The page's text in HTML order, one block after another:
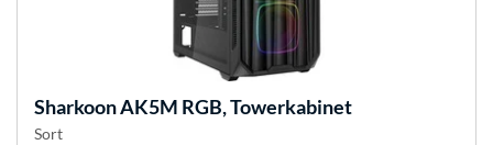
SharkoonAK5M RGB, Towerkabinet
Sort